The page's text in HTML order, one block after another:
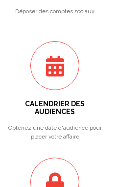
Déposer des comptes sociaux
CALENDRIER DES
AUDIENCES
Obtenez une date d'audience pour
placer votre affaire